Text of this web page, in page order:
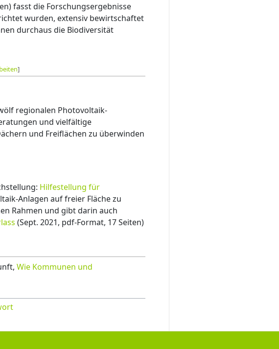
fasst die Forschungsergebnisse
wurden, extensiv bewirtschaftet
durchaus die Biodiversität
]
regionalen Photovoltaik-
und vielfältige
und Freiflächen zu überwinden
Hilfestellung für
Anlagen auf freier Fläche zu
Rahmen und gibt darin auch
(Sept. 2021, pdf-Format, 17 Seiten)
Wie Kommunen und